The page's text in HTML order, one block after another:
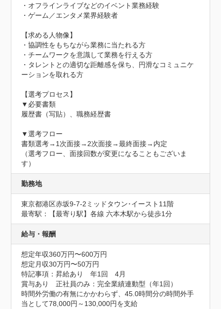
・オフラインライブなどのイベント業務経験
・ゲーム／エンタメ業界経験者
【求める人物像】
・協調性をもちながら業務に当たれる方
・チームワークを意識して業務を行える方
・タレントとの適切な距離感を保ち、円滑なコミュニケ
ーションを取れる方
【選考プロセス】
▼必要書類
履歴書（写貼）、職務経歴書
▼選考フロー
書類選考→1次面接→2次面接→最終面接→内定
（選考フロー、面接回数が変更になることもございま
す）
勤務地
東京都港区赤坂9-7-2ミッドタウン･イースト11階
最寄駅：【最寄り駅】各線 六本木駅から徒歩1分
給与・報酬
想定年収360万円〜600万円
想定月収30万円〜50万円
特記事項：昇給あり　年1回　4月
賞与あり　正社員のみ：完全業績連動型（年1回）
時間外労働の有無にかかわらず、45.0時間分の時間外手
当として78,000円～130,000円を支給